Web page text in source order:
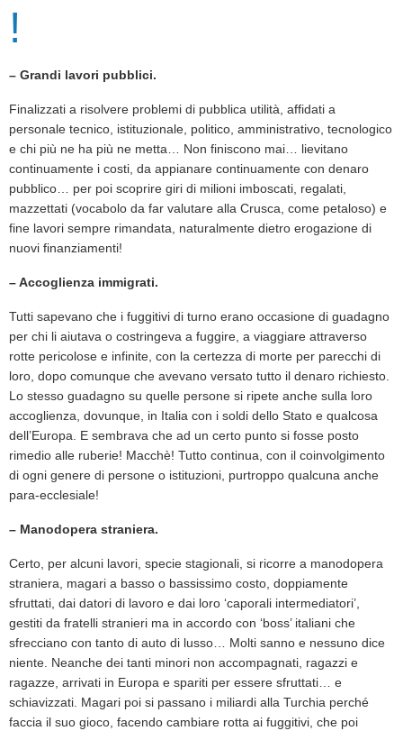
!
– Grandi lavori pubblici.
Finalizzati a risolvere problemi di pubblica utilità, affidati a
personale tecnico, istituzionale, politico, amministrativo, tecnologico
e chi più ne ha più ne metta… Non finiscono mai… lievitano
continuamente i costi, da appianare continuamente con denaro
pubblico… per poi scoprire giri di milioni imboscati, regalati,
mazzettati (vocabolo da far valutare alla Crusca, come petaloso) e
fine lavori sempre rimandata, naturalmente dietro erogazione di
nuovi finanziamenti!
– Accoglienza immigrati.
Tutti sapevano che i fuggitivi di turno erano occasione di guadagno
per chi li aiutava o costringeva a fuggire, a viaggiare attraverso
rotte pericolose e infinite, con la certezza di morte per parecchi di
loro, dopo comunque che avevano versato tutto il denaro richiesto.
Lo stesso guadagno su quelle persone si ripete anche sulla loro
accoglienza, dovunque, in Italia con i soldi dello Stato e qualcosa
dell’Europa. E sembrava che ad un certo punto si fosse posto
rimedio alle ruberie! Macchè! Tutto continua, con il coinvolgimento
di ogni genere di persone o istituzioni, purtroppo qualcuna anche
para-ecclesiale!
– Manodopera straniera.
Certo, per alcuni lavori, specie stagionali, si ricorre a manodopera
straniera, magari a basso o bassissimo costo, doppiamente
sfruttati, dai datori di lavoro e dai loro ‘caporali intermediatori’,
gestiti da fratelli stranieri ma in accordo con ‘boss’ italiani che
sfrecciano con tanto di auto di lusso… Molti sanno e nessuno dice
niente. Neanche dei tanti minori non accompagnati, ragazzi e
ragazze, arrivati in Europa e spariti per essere sfruttati… e
schiavizzati. Magari poi si passano i miliardi alla Turchia perché
faccia il suo gioco, facendo cambiare rotta ai fuggitivi, che poi